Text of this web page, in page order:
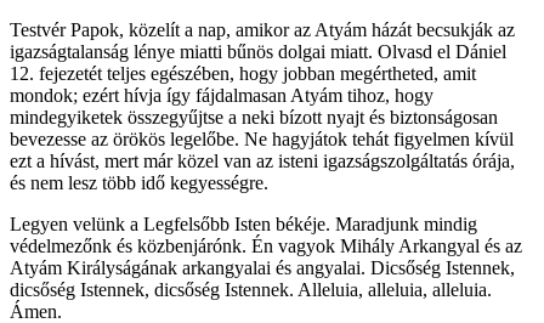
Testvér Papok, közelít a nap, amikor az Atyám házát becsukják az
igazságtalanság lénye miatti bűnös dolgai miatt. Olvasd el Dániel
12. fejezetét teljes egészében, hogy jobban megértheted, amit
mondok; ezért hívja így fájdalmasan Atyám tihoz, hogy
mindegyiketek összegyűjtse a neki bízott nyajt és biztonságosan
bevezesse az örökös legelőbe. Ne hagyjátok tehát figyelmen kívül
ezt a hívást, mert már közel van az isteni igazságszolgáltatás órája,
és nem lesz több idő kegyességre.
Legyen velünk a Legfelsőbb Isten békéje. Maradjunk mindig
védelmezőnk és közbenjárónk. Én vagyok Mihály Arkangyal és az
Atyám Királyságának arkangyalai és angyalai. Dicsőség Istennek,
dicsőség Istennek, dicsőség Istennek. Alleluia, alleluia, alleluia.
Ámen.